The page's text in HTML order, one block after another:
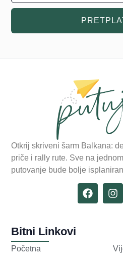
Otkrij skriveni šarm Balkana:
priče i rally rute. Sve na
putovanje bude bolje
Bitni Linkovi
Početna